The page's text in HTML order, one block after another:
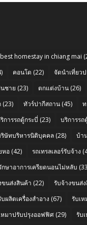
best homestay in chiang mai
คอนโด (22) จัดนำเที่ยว
ชาย (23) ตกแต่งบ้าน (26)
(23) ทัวร์ปากีสถาน (45)
การรถตู้กระบี่ (23) บริการร
ษัทบริหารนิติบุคคล (28) บ้า
หอ (42) รถเทรลเลอร์รับจ้าง
กษาอาการเครียดนอนไม่หลับ
ขนส่งสินค้า (22) รับจ้างขนส่
บผลิตเครื่องสำอาง (67) รับเ
หมาปรับปรุงออฟฟิศ (29) รับ